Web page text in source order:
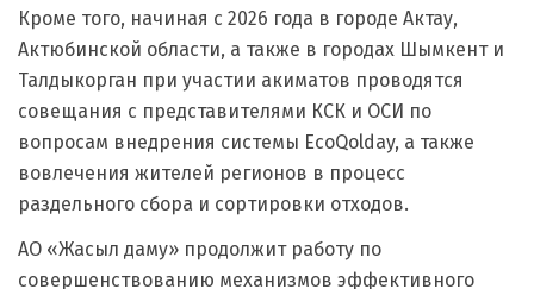
Кроме того, начиная с 2026 года в городе Актау,
Актюбинской области, а также в городах Шымкент и
Талдыкорган при участии акиматов проводятся
совещания с представителями КСК и ОСИ по
вопросам внедрения системы EcoQolday, а также
вовлечения жителей регионов в процесс
раздельного сбора и сортировки отходов.
АО «Жасыл даму» продолжит работу по
совершенствованию механизмов эффективного